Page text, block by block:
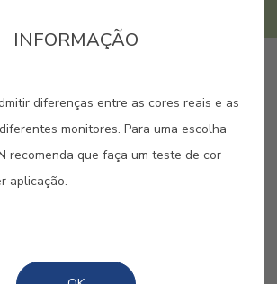
e seja irrequieto como
INFORMAÇÃO
diferenças entre as cores reais e as
monitores. Para uma escolha
recomenda que faça um teste de cor
aplicação.